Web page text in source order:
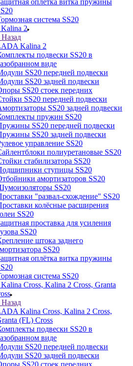
оплётка витка пружины
система SS20
2
Назад
Kalina 2
подвески SS20 в
виде
SS20 передней подвески
SS20 задней подвески
SS20 стоек передних
SS20 передней подвески
SS20 задней подвески
пружин SS20
SS20 передней подвески
SS20 задней подвески
управление SS20
полиуретановые SS20
стабилизатора SS20
ступицы SS20
амортизаторов SS20
SS20
"развал-схождение" SS20
колёсные расширения
SS20
проставка для усиления
SS20
штока заднего
SS20
оплётка витка пружины
система SS20
Cross, Kalina 2 Cross, Granta
Назад
Kalina Cross, Kalina 2 Cross,
(FL) Cross
подвески SS20 в
виде
SS20 передней подвески
SS20 задней подвески
SS20 стоек передних